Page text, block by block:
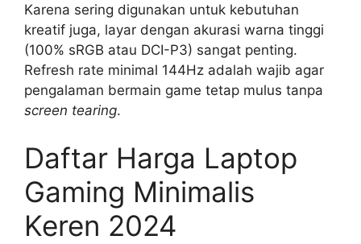
Karena sering digunakan untuk kebutuhan
kreatif juga, layar dengan akurasi warna tinggi
(100% sRGB atau DCI-P3) sangat penting.
Refresh rate minimal 144Hz adalah wajib agar
pengalaman bermain game tetap mulus tanpa
screen tearing.
Daftar Harga Laptop
Gaming Minimalis
Keren 2024